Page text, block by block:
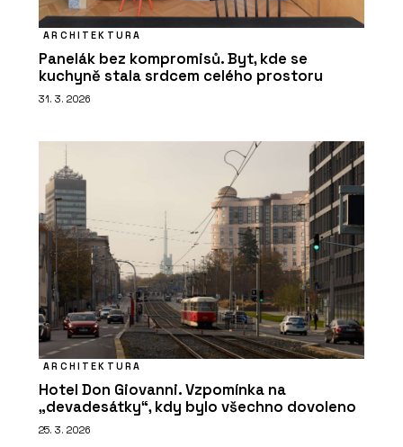
ARCHITEKTURA
Panelák bez kompromisů. Byt, kde se
kuchyně stala srdcem celého prostoru
31. 3. 2026
ARCHITEKTURA
Hotel Don Giovanni. Vzpomínka na
„devadesátky“, kdy bylo všechno dovoleno
25. 3. 2026